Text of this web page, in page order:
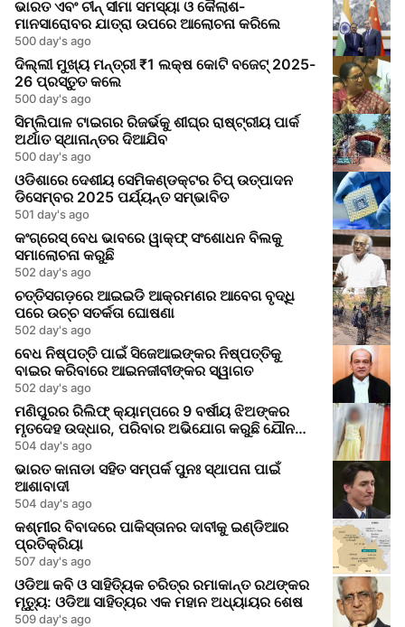
ଭାରତ ଏବଂ ଚୀନ୍ ସୀମା ସମସ୍ୟା ଓ କୈଲାଶ-
ମାନସାରୋବର ଯାତ୍ରା ଉପରେ ଆଲୋଚନା କରିଲେ
500 day's ago
ଦିଲ୍ଲୀ ମୁଖ୍ୟ ମନ୍ତ୍ରୀ ₹1 ଲକ୍ଷ କୋଟି ବଜେଟ୍ 2025-
26 ପ୍ରସ୍ତୁତ କଲେ
500 day's ago
ସିମ୍ଲିପାଳ ଟାଇଗର ରିଜର୍ଭକୁ ଶୀଘ୍ର ରାଷ୍ଟ୍ରୀୟ ପାର୍କ
ଅର୍ଥାତ ସ୍ଥାନାନ୍ତର ଦିଆଯିବ
500 day's ago
ଓଡିଶାରେ ଦେଶୀୟ ସେମିକଣ୍ଡକ୍ଟର ଚିପ୍ ଉତ୍ପାଦନ
ଡିସେମ୍ବର 2025 ପର୍ଯ୍ୟନ୍ତ ସମ୍ଭାବିତ
501 day's ago
କଂଗ୍ରେସ୍ ବେଧ ଭାବରେ ୱାକ୍ଫ୍ ସଂଶୋଧନ ବିଲକୁ
ସମାଲୋଚନା କରୁଛି
502 day's ago
ଚତ୍ତିସଗଡ଼ରେ ଆଇଇଡି ଆକ୍ରମଣର ଆବେଗ ବୃଦ୍ଧି
ପରେ ଉଚ୍ଚ ସତର୍କତା ଘୋଷଣା
502 day's ago
ବେଧ ନିଷ୍ପତ୍ତି ପାଇଁ ସିଜେଆଇଙ୍କର ନିଷ୍ପତ୍ତିକୁ
ବାଇର କରିବାରେ ଆଇନଜୀବୀଙ୍କର ସ୍ୱାଗତ
502 day's ago
ମଣିପୁରର ରିଲିଫ୍ କ୍ୟାମ୍ପରେ 9 ବର୍ଷୀୟ ଝିଅଙ୍କର
ମୃତଦେହ ଉଦ୍ଧାର, ପରିବାର ଅଭିଯୋଗ କରୁଛି ଯୌନ
ଆକ୍ରମଣର
504 day's ago
ଭାରତ କାନାଡା ସହିତ ସମ୍ପର୍କ ପୁନଃ ସ୍ଥାପନା ପାଇଁ
ଆଶାବାଦୀ
504 day's ago
କଶ୍ମୀର ବିବାଦରେ ପାକିସ୍ତାନର ଦାବୀକୁ ଇଣ୍ଡିଆର
ପ୍ରତିକ୍ରିୟା
507 day's ago
ଓଡିଆ କବି ଓ ସାହିତ୍ୟିକ ଚରିତ୍ର ରମାକାନ୍ତ ରଥଙ୍କର
ମୃତ୍ୟୁ: ଓଡିଆ ସାହିତ୍ୟର ଏକ ମହାନ ଅଧ୍ୟାୟର ଶେଷ
509 day's ago